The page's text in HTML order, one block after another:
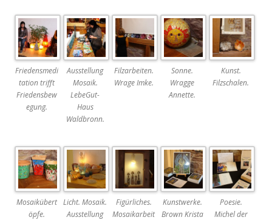
Friedensmedi
tation trifft
Friedensbew
egung.
Ausstellung
Mosaik.
LebeGut-
Haus
Waldbronn.
Filzarbeiten.
Wrage Imke.
Sonne.
Wragge
Annette.
Kunst.
Filzschalen.
Mosaikübert
öpfe.
Licht. Mosaik.
Ausstellung
Figürliches.
Mosaikarbeit
Kunstwerke.
Brown Krista
Poesie.
Michel der